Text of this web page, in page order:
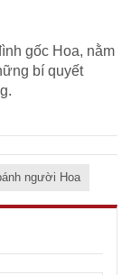
gốc Hoa, nằm
bí quyết
người Hoa